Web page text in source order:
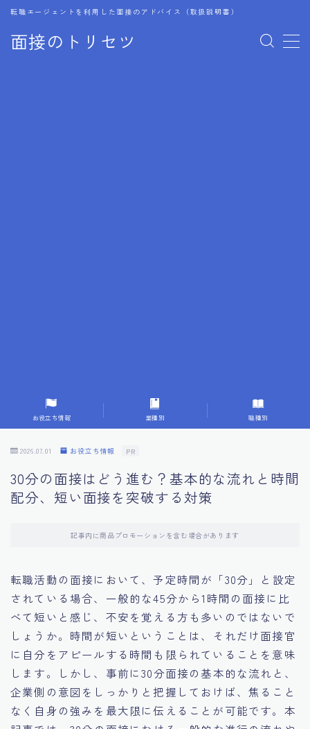
面接のトリセツ
転職エージェントを利用した面接のアドバイス（取扱説明書）
MENU
9.面接での落とし穴とその対策
10.フィードバックを活用する方法
11.オンライン面接の成功への鍵
14.キャリアアップのための面接戦略
15.職場適応力をアピールする方法
16.エージェントと良好な関係を築く方法
17.面接でブランクを効果的に伝える方法
お役立ち情報 業種別 職種別
2026.07.01 お役立ち情報 PR
30分の面接はどう進む？基本的な流れと時間
配分、短い面接を突破する対策
記事内に商品プロモーションを含む場合があります
転職活動の面接において、予定時間が「30分」と設定
されている場合、一般的な45分から1時間の面接に比
べて短いと感じ、不安を覚える方も多いのではないで
しょうか。時間が短いということは、それだけ面接官
に自分をアピールする時間も限られていることを意味
します。しかし、事前に30分面接の基本的な流れと、
企業側の意図をしっかりと把握しておけば、焦ること
なく自身の強みを最大限に伝えることが可能です。本